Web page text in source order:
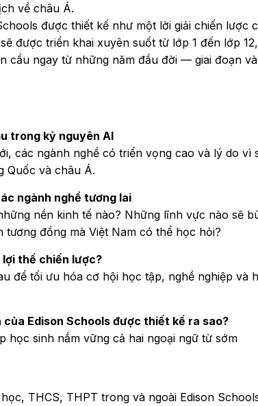
về châu Á.
được thiết kế như một lời giải chiến lược
được triển khai xuyên suốt từ lớp 1 đến lớp
cầu ngay từ những năm đầu đời — giai đoạn
trong kỷ nguyên AI
các ngành nghề có triển vọng cao và lý do vì
Quốc và châu Á.
ngành nghề tương lai
nền kinh tế nào? Những lĩnh vực nào sẽ
đồng mà Việt Nam có thể học hỏi?
thế chiến lược?
để tối ưu hóa cơ hội học tập, nghề nghiệp và
Edison Schools được thiết kế ra sao?
học sinh nắm vững cả hai ngoại ngữ từ sớm
THCS, THPT trong và ngoài Edison